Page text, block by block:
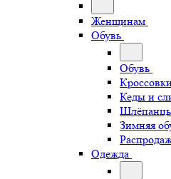
Женщинам
Обувь
Обувь
Кеды и
Зимняя
Одежда